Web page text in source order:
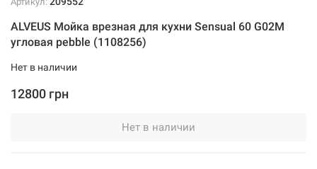
ALVEUS Мойка врезная для кухни Sensual 60 G02M
угловая pebble (1108256)
Нет в наличии
12800 грн
Нет в наличии